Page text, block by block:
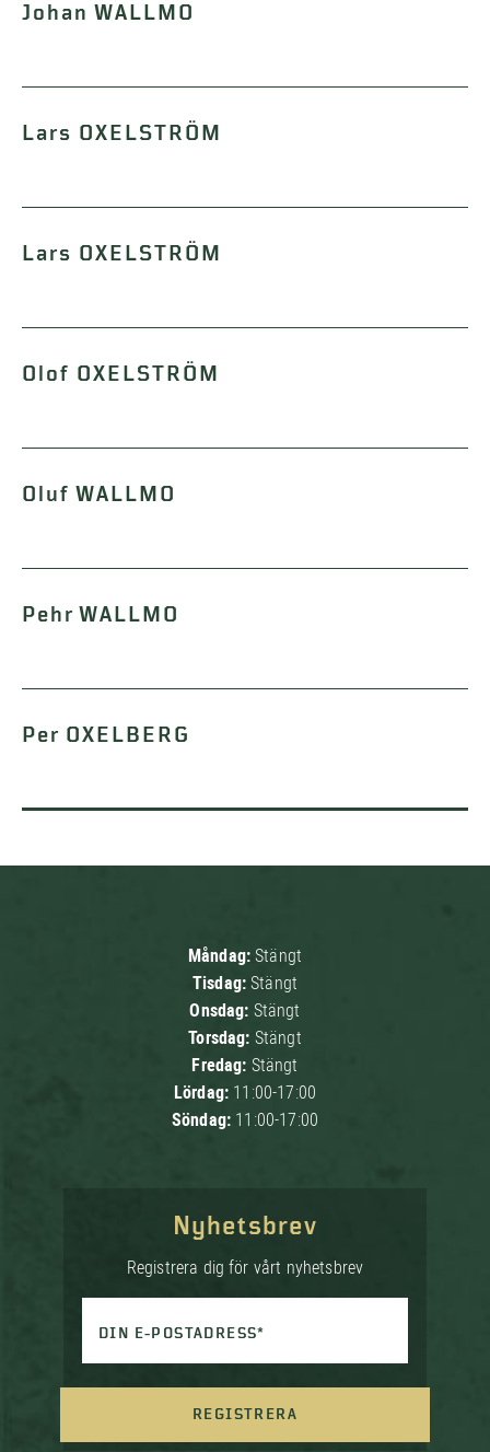
Johan WALLMO
Lars OXELSTRÖM
Lars OXELSTRÖM
Olof OXELSTRÖM
Oluf WALLMO
Pehr WALLMO
Per OXELBERG
Måndag:Stängt
Tisdag:Stängt
Onsdag: Stängt
Torsdag: Stängt
Fredag: Stängt
Lördag: 11:00-17:00
Söndag: 11:00-17:00
Nyhetsbrev
Registrera dig för vårt nyhetsbrev
DIN E-POSTADRESS*
REGISTRERA